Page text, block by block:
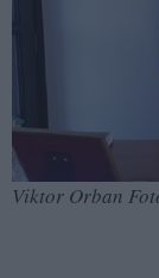
Viktor Orban